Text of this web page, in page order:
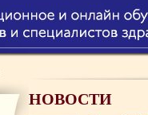
НОВОСТИ